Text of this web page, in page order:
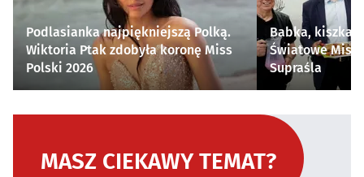
Podlasianka najpiękniejszą Polką.
Wiktoria Ptak zdobyła koronę Miss
Polski 2026
Babka, kiszka i
Światowe
Supraśla
MASZ CIEKAWY TEMAT?